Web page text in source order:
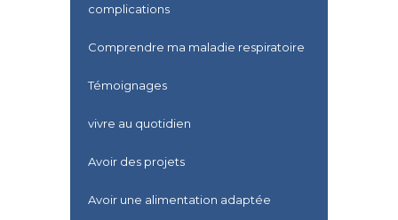
complications
Comprendre ma maladie respiratoire
Témoignages
vivre au quotidien
Avoir des projets
Avoir une alimentation adaptée